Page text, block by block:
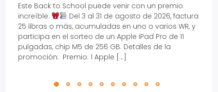
Este Back to School puede venir con un premio
increíble.
Del 3 al 31 de agosto de 2026, factura
25 libras o más, acumuladas en uno o varios WR, y
participa en el sorteo de un Apple iPad Pro de 11
pulgadas, chip M5 de 256 GB. Detalles de la
promoción: Premio: 1 Apple […]